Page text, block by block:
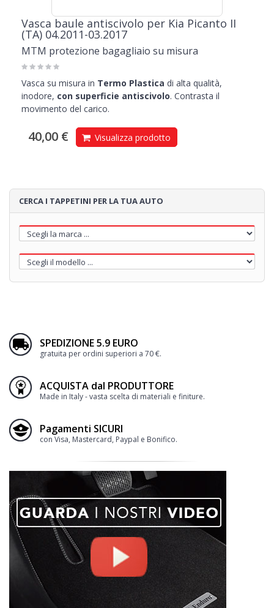
Vasca baule antiscivolo per Kia Picanto II
(TA) 04.2011-03.2017
MTM protezione bagagliaio su misura
Vasca su misura in Termo Plastica di alta qualità,
inodore, con superficie antiscivolo. Contrasta il
movimento del carico.
40,00 € Visualizza prodotto
CERCA I TAPPETINI PER LA TUA AUTO
SPEDIZIONE 5.9 EURO
gratuita per ordini superiori a 70 €.
ACQUISTA dal PRODUTTORE
Made in Italy - vasta scelta di materiali e finiture.
Pagamenti SICURI
con Visa, Mastercard, Paypal e Bonifico.